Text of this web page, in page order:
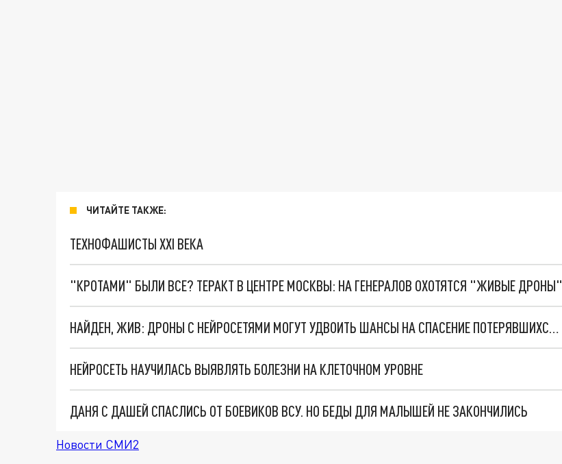
ЧИТАЙТЕ ТАКЖЕ:
ТЕХНОФАШИСТЫ XXI ВЕКА
"КРОТАМИ" БЫЛИ ВСЕ? ТЕРАКТ В ЦЕНТРЕ МОСКВЫ: НА ГЕНЕРАЛОВ ОХОТЯТСЯ "ЖИВЫЕ ДРОНЫ"
НАЙДЕН, ЖИВ: ДРОНЫ С НЕЙРОСЕТЯМИ МОГУТ УДВОИТЬ ШАНСЫ НА СПАСЕНИЕ ПОТЕРЯВШИХСЯ ЛЮДЕЙ
НЕЙРОСЕТЬ НАУЧИЛАСЬ ВЫЯВЛЯТЬ БОЛЕЗНИ НА КЛЕТОЧНОМ УРОВНЕ
ДАНЯ С ДАШЕЙ СПАСЛИСЬ ОТ БОЕВИКОВ ВСУ. НО БЕДЫ ДЛЯ МАЛЫШЕЙ НЕ ЗАКОНЧИЛИСЬ
Новости СМИ2